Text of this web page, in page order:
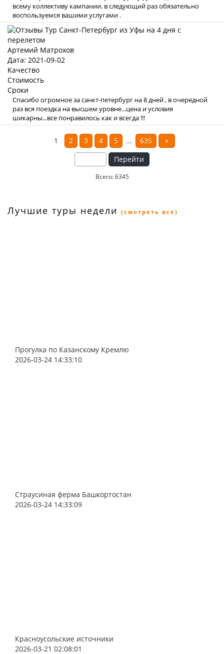
всему коллективу кампании. в следующий раз обязательно
воспользуемся вашими услугами .
Артемий Матрохов
Дата: 2021-09-02
Качество
Стоимость
Сроки
Спасибо огромное за санкт-петербург на 8 дней , в очередной
раз вся поездка на высшем уровне...цена и условия
шикарны...все понравилось как и всегда !!!
1 2 3 4 5 ... 635
»
Перейти
Всего: 6345
Лучшие туры недели (смотреть все)
Прогулка по Казанскому Кремлю
2026-03-24 14:33:10
Страусиная ферма Башкортостан
2026-03-24 14:33:09
Красноусольские источники
2026-03-21 02:08:01